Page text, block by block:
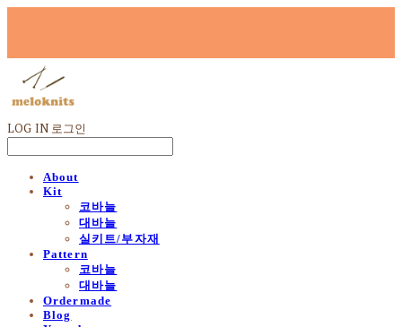
LOG IN 로그인
About
Kit
코바늘
대바늘
실키트/부자재
Pattern
코바늘
대바늘
Ordermade
Blog